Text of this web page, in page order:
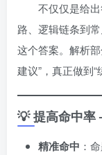
不仅仅是给
路、逻辑链条到
这个答案。解析
建议”，真正做到“
💡 提高命中率
精准命中 ：